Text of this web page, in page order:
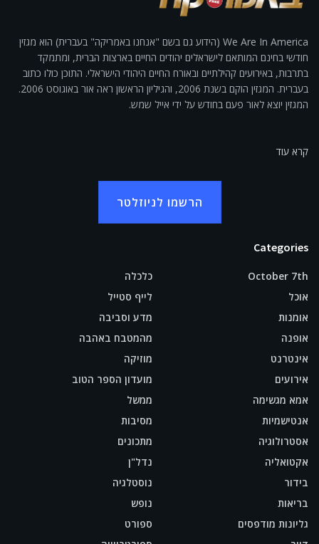
We Are In America (הידוע גם בשם "אנחנו באמריקה" בעברית) הוא מגזין
חודשי בחינם המותאם לישראלים יהודים החיים בארצות הברית, ומתמקד
בתרבות, באירועים קהילתיים ובאורח החיים היהודי הישראלי. התוכן כולו כתוב
בעברית. המגזין הוקם בשנת 2006, והגיליון הראשון ראה אור באוגוסט 2006.
המגזין יוצא לאור פעם בחודש על ידי אייל שמש.
קרא עוד
הרשמו לניוזלטר
Categories
October 7th
אוכל
אומנות
אופנה
אינטרנט
אירועים
אמא מגשימה
אנטישמיות
אסטרולוגיה
אקטואליה
בידור
בריאות
גליונות מודפסים
כלכלה
לייף סטייל
מדע וסביבה
מהמטבח באהבה
מוזיקה
מועדון הספר הטוב
ממשל
מסיבות
מתכונים
נדל"ן
נוסטלגיה
נופש
ספורט